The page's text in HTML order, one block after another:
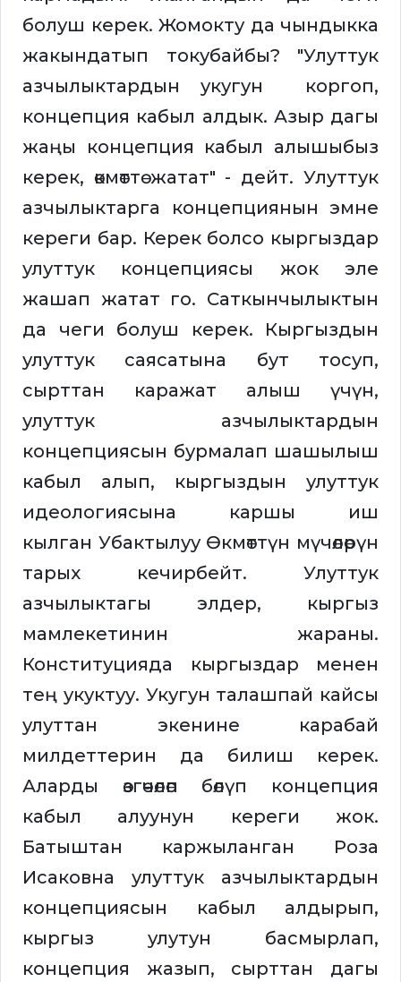
болуш керек. Жомокту да чындыкка
жакындатып токубайбы? "Улуттук
азчылыктардын укугун коргоп,
концепция кабыл алдык. Азыр дагы
жаңы концепция кабыл алышыбыз
керек, өкмөттө жатат" - дейт. Улуттук
азчылыктарга концепциянын эмне
кереги бар. Керек болсо кыргыздар
улуттук концепциясы жок эле
жашап жатат го. Саткынчылыктын
да чеги болуш керек. Кыргыздын
улуттук саясатына бут тосуп,
сырттан каражат алыш үчүн,
улуттук азчылыктардын
концепциясын бурмалап шашылыш
кабыл алып, кыргыздын улуттук
идеологиясына каршы иш
кылган Убактылуу Өкмөттүн мүчөлөрүн
тарых кечирбейт. Улуттук
азчылыктагы элдер, кыргыз
мамлекетинин жараны.
Конституцияда кыргыздар менен
тең укуктуу. Укугун талашпай кайсы
улуттан экенине карабай
милдеттерин да билиш керек.
Аларды өзгөчөлөп бөлүп концепция
кабыл алуунун кереги жок.
Батыштан каржыланган Роза
Исаковна улуттук азчылыктардын
концепциясын кабыл алдырып,
кыргыз улутун басмырлап,
концепция жазып, сырттан дагы